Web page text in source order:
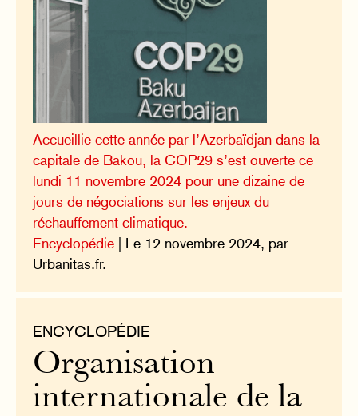
Accueillie cette année par l’Azerbaïdjan dans la
capitale de Bakou, la COP29 s’est ouverte ce
lundi 11 novembre 2024 pour une dizaine de
jours de négociations sur les enjeux du
réchauffement climatique.
Encyclopédie | Le 12 novembre 2024, par
Urbanitas.fr.
ENCYCLOPÉDIE
Organisation
internationale de la